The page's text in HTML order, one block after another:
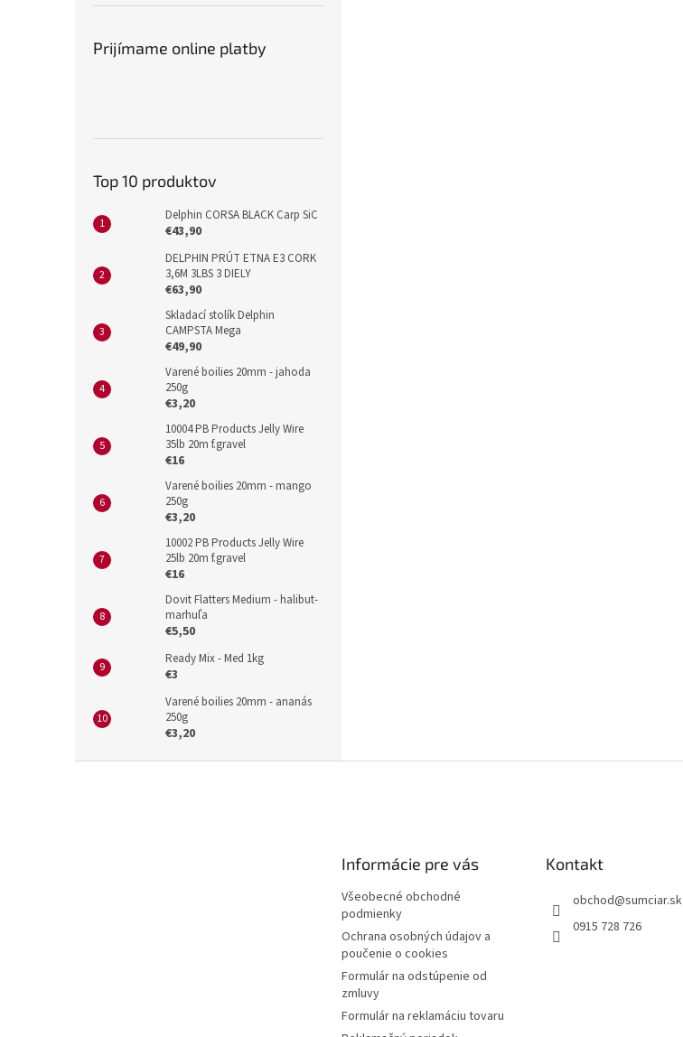
Prijímame online platby
Top 10 produktov
Delphin CORSA BLACK Carp SiC
€43,90
DELPHIN PRÚT ETNA E3 CORK
3,6M 3LBS 3 DIELY
€63,90
Skladací stolík Delphin
CAMPSTA Mega
€49,90
Varené boilies 20mm - jahoda
250g
€3,20
10004 PB Products Jelly Wire
35lb 20m f.gravel
€16
Varené boilies 20mm - mango
250g
€3,20
10002 PB Products Jelly Wire
25lb 20m f.gravel
€16
Dovit Flatters Medium - halibut-
marhuľa
€5,50
Ready Mix - Med 1kg
€3
Varené boilies 20mm - ananás
250g
€3,20
Informácie pre vás
Všeobecné obchodné
podmienky
Ochrana osobných údajov a
poučenie o cookies
Formulár na odstúpenie od
zmluvy
Formulár na reklamáciu tovaru
Kontakt
obchod@sumciar.sk
0915 728 726